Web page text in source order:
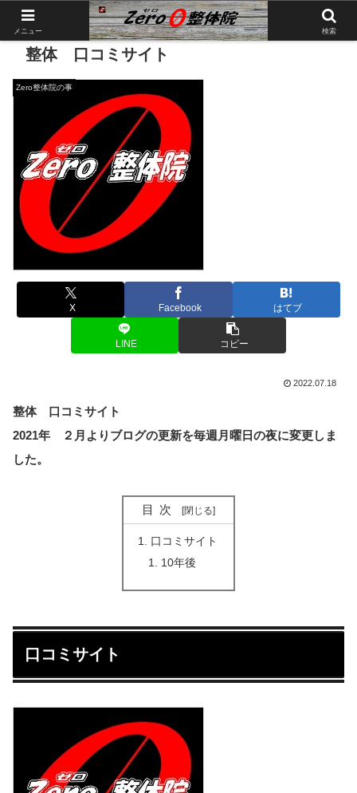
整体 口コミサイト
Zero整体院の事
X Facebook はてブ
LINE コピー
2022.07.18
整体 口コミサイト
2021年 ２月よりブログの更新を毎週月曜日の夜に変更しま
した。
目次
口コミサイト
10年後
口コミサイト
メニュー 検索